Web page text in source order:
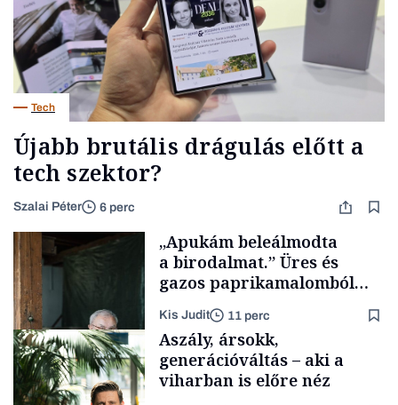
Tech
Újabb brutális drágulás előtt a
tech szektor?
Szalai Péter 6 perc
„Apukám beleálmodta
a birodalmat.” Üres és
gazos paprikamalomból
lett az igazi családi
fűszersztori
Kis Judit 11 perc
Aszály, ársokk,
generációváltás – aki a
viharban is előre néz